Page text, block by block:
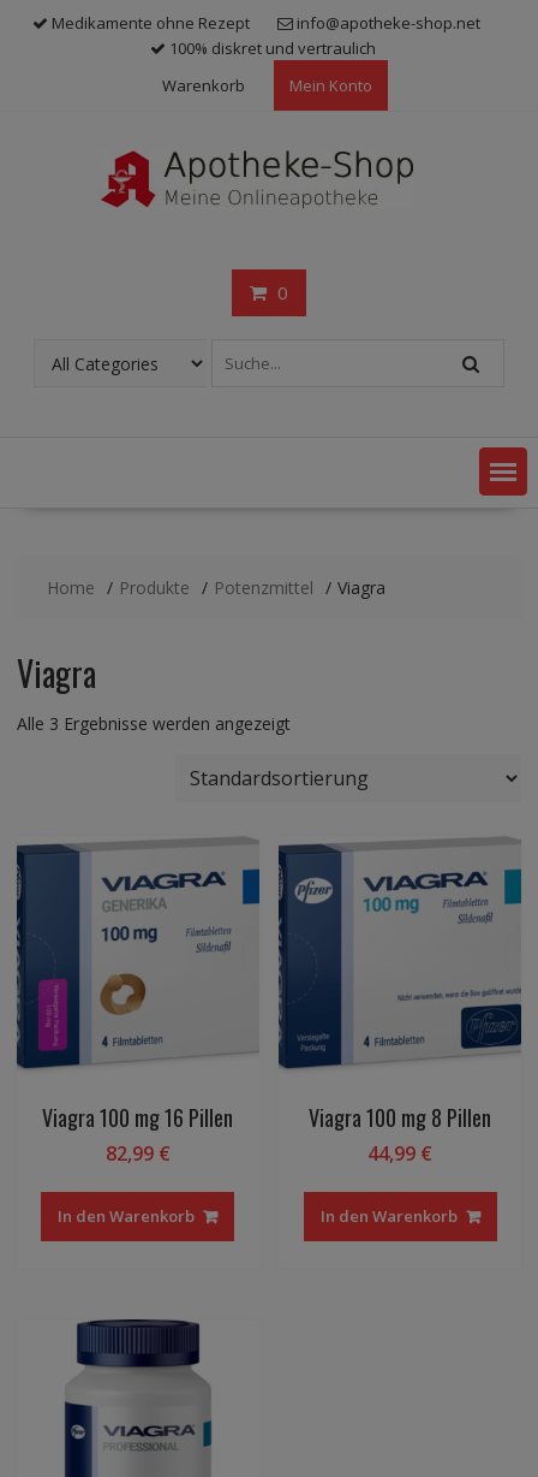
Medikamente ohne Rezept
info@apotheke-shop.net
100% diskret und vertraulich
Warenkorb
Mein Konto
0
Home Produkte Potenzmittel Viagra
Viagra
Alle 3 Ergebnisse werden angezeigt
Viagra 100 mg 16 Pillen
82,99 €
In den Warenkorb
Viagra 100 mg 8 Pillen
44,99 €
In den Warenkorb